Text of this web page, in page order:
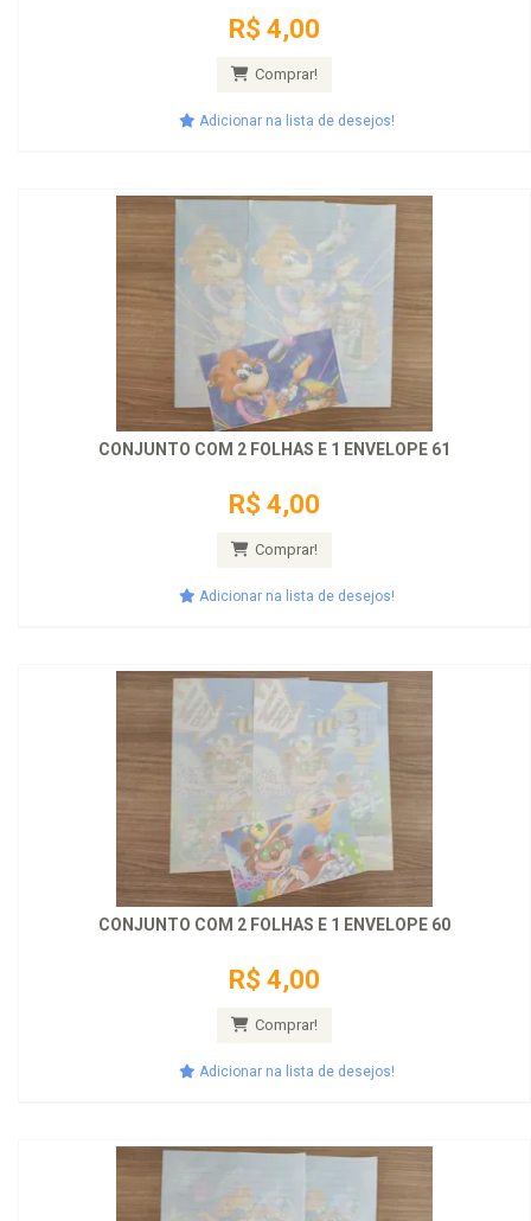
R$ 4,00
Comprar!
Adicionar na lista de desejos!
CONJUNTO COM 2 FOLHAS E 1 ENVELOPE 61
R$ 4,00
Comprar!
Adicionar na lista de desejos!
CONJUNTO COM 2 FOLHAS E 1 ENVELOPE 60
R$ 4,00
Comprar!
Adicionar na lista de desejos!